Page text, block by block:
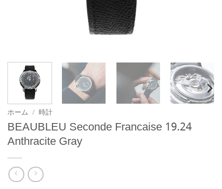
ホーム / 時計
BEAUBLEU Seconde Francaise 19.24
Anthracite Gray